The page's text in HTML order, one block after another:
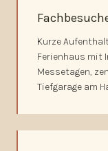
Kurze
Ferienhaus mit
Messetagen,
Tiefgarage am